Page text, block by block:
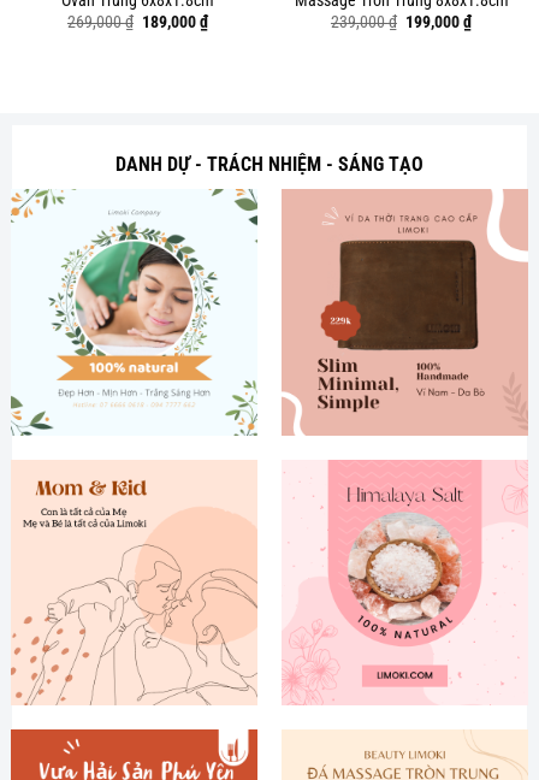
269,000₫ Giá
189,000₫Giá
hiện
239,000₫ Giá
199,000₫Giá
hiện
DANH DỰ - TRÁCH NHIỆM - SÁNG TẠO